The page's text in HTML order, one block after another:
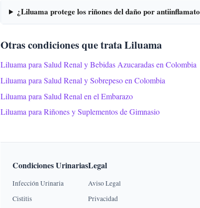
¿Liluama protege los riñones del daño por
Otras condiciones que trata Liluama
Liluama para Salud Renal y Bebidas Azucaradas en Colombia
Liluama para Salud Renal y Sobrepeso en Colombia
Liluama para Salud Renal en el Embarazo
Liluama para Riñones y Suplementos de Gimnasio
Condiciones Urinarias
Infección Urinaria
Cistitis
Legal
Aviso Legal
Privacidad